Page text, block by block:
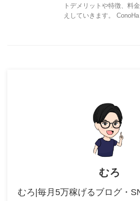
トデメリットや特徴、料
えしていきます。 ConoHa
むろ
むろ|毎月5万稼げるブログ・